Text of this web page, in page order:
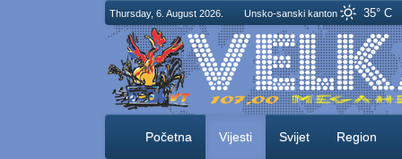
Thursday, 6. August 2026. Unsko-sanski kanton 35° C
Početna Vijesti Svijet Region